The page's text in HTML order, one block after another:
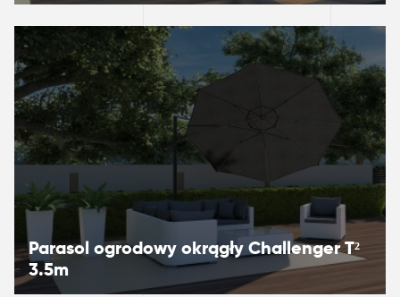
Parasol ogrodowy okrągły ​​​​​​Challenger T²
3.5m